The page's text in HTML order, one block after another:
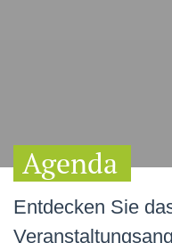
Agenda
Entdecken Sie